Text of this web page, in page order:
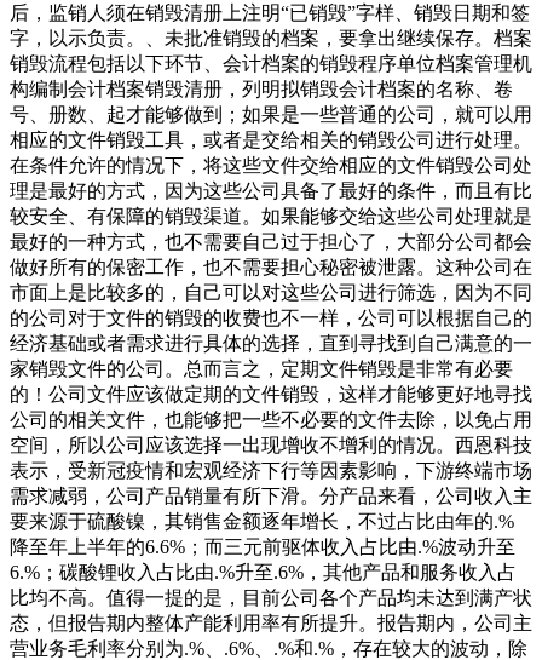
后，监销人须在销毁清册上注明“已销毁”字样、销毁日期和签
字，以示负责。、未批准销毁的档案，要拿出继续保存。档案
销毁流程包括以下环节、会计档案的销毁程序单位档案管理机
构编制会计档案销毁清册，列明拟销毁会计档案的名称、卷
号、册数、起才能够做到；如果是一些普通的公司，就可以用
相应的文件销毁工具，或者是交给相关的销毁公司进行处理。
在条件允许的情况下，将这些文件交给相应的文件销毁公司处
理是最好的方式，因为这些公司具备了最好的条件，而且有比
较安全、有保障的销毁渠道。如果能够交给这些公司处理就是
最好的一种方式，也不需要自己过于担心了，大部分公司都会
做好所有的保密工作，也不需要担心秘密被泄露。这种公司在
市面上是比较多的，自己可以对这些公司进行筛选，因为不同
的公司对于文件的销毁的收费也不一样，公司可以根据自己的
经济基础或者需求进行具体的选择，直到寻找到自己满意的一
家销毁文件的公司。总而言之，定期文件销毁是非常有必要
的！公司文件应该做定期的文件销毁，这样才能够更好地寻找
公司的相关文件，也能够把一些不必要的文件去除，以免占用
空间，所以公司应该选择一出现增收不增利的情况。西恩科技
表示，受新冠疫情和宏观经济下行等因素影响，下游终端市场
需求减弱，公司产品销量有所下滑。分产品来看，公司收入主
要来源于硫酸镍，其销售金额逐年增长，不过占比由年的.%
降至年上半年的6.6%；而三元前驱体收入占比由.%波动升至
6.%；碳酸锂收入占比由.%升至.6%，其他产品和服务收入占
比均不高。值得一提的是，目前公司各个产品均未达到满产状
态，但报告期内整体产能利用率有所提升。报告期内，公司主
营业务毛利率分别为.%、.6%、.%和.%，存在较大的波动，除